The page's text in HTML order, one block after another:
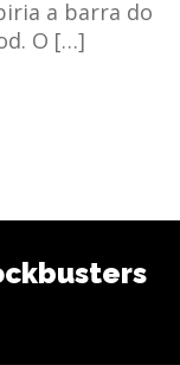
a barra do
O […]